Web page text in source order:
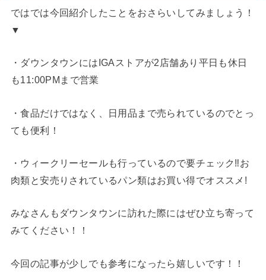
ではでは今回紹介したことをおさらいしてみましょう！
▼
・ダウンタウンにはIGAストアが2店舗あり平日も休日
も11:00PMまで営業
・食品だけではなく、日用品まで売られているのでとっ
ても便利！
・ウィークリーセールも行っているので要チェック‼︎お
肉類と安売りされているパン類はお買い得でオススメ!
みなさんもダウンタウンに訪れた際にはぜひ立ち寄って
みてください！！
今回の記事が少しでも参考になったら嬉しいです！！